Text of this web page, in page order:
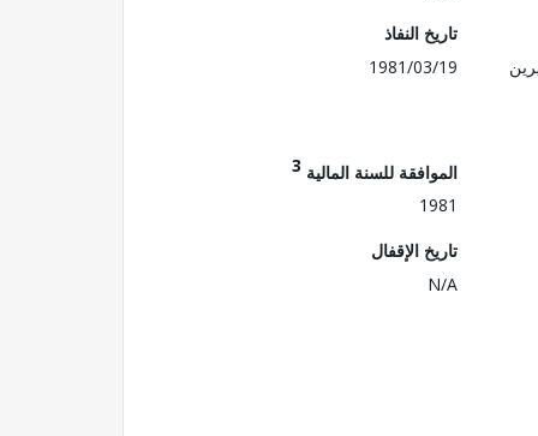
تاريخ النفاذ
1981/03/19
الموافقة للسنة المالية 3
1981
تاريخ الإقفال
N/A